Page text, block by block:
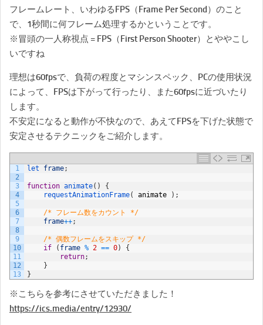
フレームレート、いわゆるFPS（Frame Per Second）のこと
で、1秒間に何フレーム処理するかということです。
※冒頭の一人称視点 = FPS（First Person Shooter）とややこし
いですね
理想は60fpsで、負荷の程度とマシンスペック、PCの使用状況
によって、FPSは下がって行ったり、また60fpsに近づいたり
します。
不安定になると動作が不快なので、あえてFPSを下げた状態で
安定させるテクニックをご紹介します。
1
2
3
4
5
6
7
8
9
10
11
12
13
let frame;
function animate( )
{
requestAnimationFrame( animate ) ;
/* フレーム数をカウント */
frame++;
/* 偶数フレームをスキップ */
if
( frame % 2 == 0)
{
return;
}
}
※こちらを参考にさせていただきました！
https://ics.media/entry/12930/